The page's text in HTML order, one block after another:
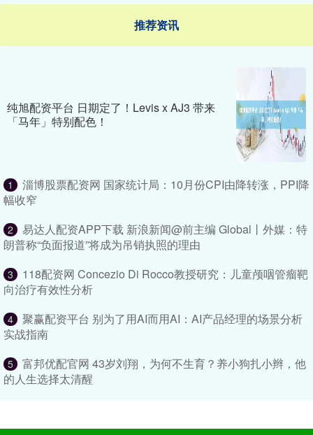
推荐资讯
纯旭配资平台 日期定了！Levis x AJ3 带来
「马年」特别配色！
1
淄博股票配资网 国家统计局：10月份CPI由降转涨，PPI降
幅收窄
2
易达人配资APP下载 新浪新闻@前主编 Global丨外媒：特
朗普称“负面报道”将成为吊销执照的理由
3
118配资网 Concezio Di Rocco教授研究：儿童颅咽管瘤靶
向治疗有效性分析
4
聚赢配资平台 别为了用AI而用AI：AI产品经理的场景分析
实战指南
5
富邦优配官网 43岁刘翔，为何不生育？养小狗扎小辫，他
的人生选择太清醒